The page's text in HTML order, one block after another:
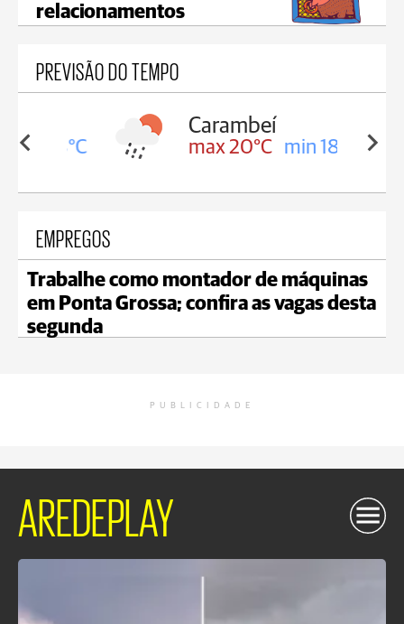
relacionamentos
PREVISÃO DO TEMPO
18°C
Carambeí
max 20°C min 18°C
EMPREGOS
Trabalhe como montador de máquinas
em Ponta Grossa; confira as vagas desta
segunda
PUBLICIDADE
AREDEPLAY